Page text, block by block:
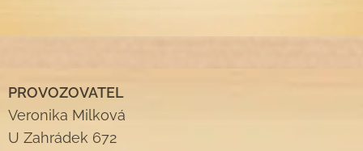
PROVOZOVATEL
Veronika Milková
U Zahrádek 672